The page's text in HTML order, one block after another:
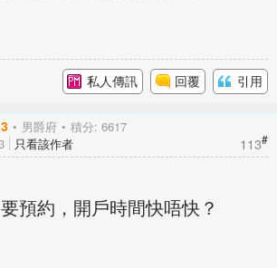
私人傳訊 回覆 引用
男爵府 積分: 6617
113#
只看該作者
預約，開戶時間快唔快？